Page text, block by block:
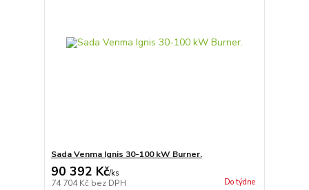
Sada Venma Ignis 30-100 kW Burner.
90 392 Kč/ks
74 704 Kč bez DPH Do týdne